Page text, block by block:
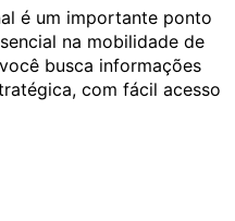
é um importante ponto
na mobilidade de
busca informações
com fácil acesso